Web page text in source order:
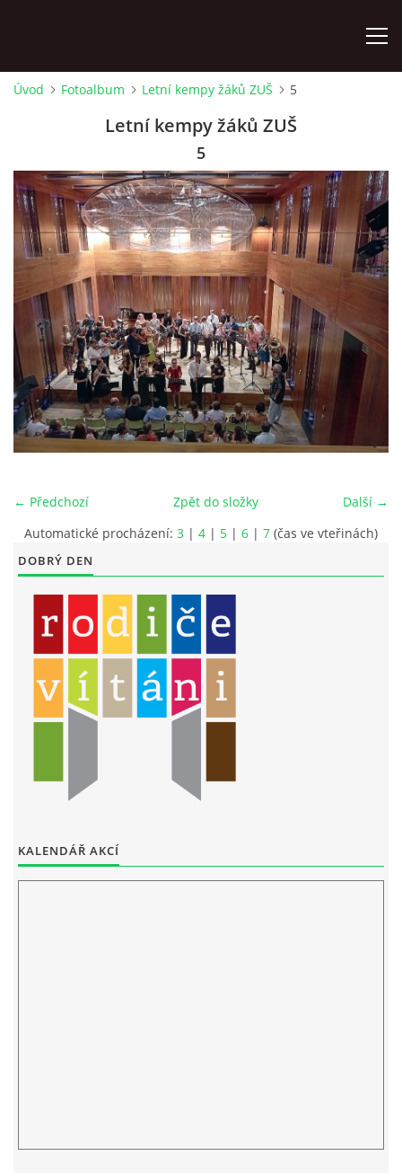
ZAMĚSTNANCI
HUDEBNÍ OBOR
SOUBORY
VÝTVARNÝ OBOR
LITERÁRNĚ DRAMATICKÝ OBOR
PŘIJÍMACÍ TALENTOVÉ ZKOUŠKY
ÚŘEDNÍ DESKA
Úvod Fotoalbum Letní kempy žáků ZUŠ 5
Letní kempy žáků ZUŠ
5
← Předchozí Další →
Zpět do složky
Automatické procházení: 3 | 4 | 5 | 6 | 7 (čas ve vteřinách)
DOBRÝ DEN
KALENDÁŘ AKCÍ